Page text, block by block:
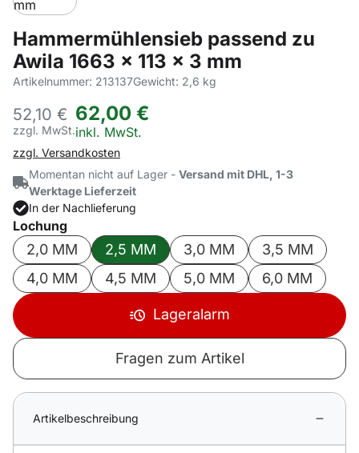
Hammermühlensieb passend zu
Awila 1663 x 113 x 3 mm
Artikelnummer: 213137Gewicht: 2,6 kg
52,10 €
zzgl. MwSt.
62,00 €
Steuerhinweis:
inkl. MwSt.
zzgl. Versandkosten
Momentan nicht auf Lager - Versand mit DHL, 1-3
Werktage Lieferzeit
In der Nachlieferung
Lochung
2,0 MM 2,5 MM 3,0 MM
3,5 MM
4,0 MM
4,5 MM 5,0 MM 6,0 MM
Lageralarm
Fragen zum Artikel
Artikelbeschreibung